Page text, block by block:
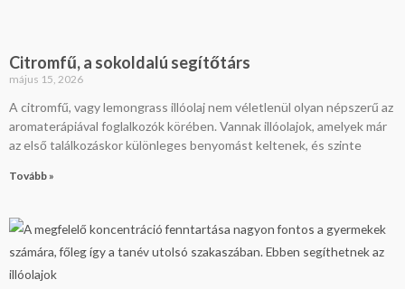
Citromfű, a sokoldalú segítőtárs
május 15, 2026
A citromfű, vagy lemongrass illóolaj nem véletlenül olyan népszerű az
aromaterápiával foglalkozók körében. Vannak illóolajok, amelyek már
az első találkozáskor különleges benyomást keltenek, és szinte
Tovább »